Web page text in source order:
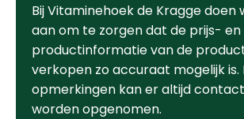
Bij Vitaminehoek de Kragge doen
aan om te zorgen dat de prijs- en
productinformatie van de
verkopen zo accuraat mogelijk is.
opmerkingen kan er altijd
worden opgenomen.